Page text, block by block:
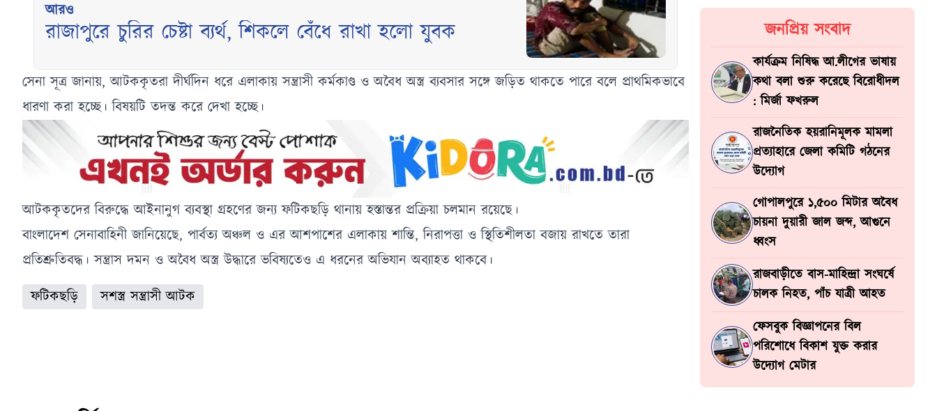
আরও
রাজাপুরে চুরির চেষ্টা ব্যর্থ, শিকলে বেঁধে রাখা হলো যুবক
সেনা সূত্র জানায়, আটককৃতরা দীর্ঘদিন ধরে এলাকায় সন্ত্রাসী কর্মকাণ্ড ও অবৈধ অস্ত্র ব্যবসার সঙ্গে জড়িত থাকতে পারে বলে প্রাথমিকভাবে
ধারণা করা হচ্ছে। বিষয়টি তদন্ত করে দেখা হচ্ছে।
আটককৃতদের বিরুদ্ধে আইনানুগ ব্যবস্থা গ্রহণের জন্য ফটিকছড়ি থানায় হস্তান্তর প্রক্রিয়া চলমান রয়েছে।
বাংলাদেশ সেনাবাহিনী জানিয়েছে, পার্বত্য অঞ্চল ও এর আশপাশের এলাকায় শান্তি, নিরাপত্তা ও স্থিতিশীলতা বজায় রাখতে তারা
প্রতিশ্রুতিবদ্ধ। সন্ত্রাস দমন ও অবৈধ অস্ত্র উদ্ধারে ভবিষ্যতেও এ ধরনের অভিযান অব্যাহত থাকবে।
ফটিকছড়ি
সশস্ত্র সন্ত্রাসী আটক
জনপ্রিয় সংবাদ
কার্যক্রম নিষিদ্ধ আ.লীগের ভাষায়
কথা বলা শুরু করেছে বিরোধীদল
: মির্জা ফখরুল
রাজনৈতিক হয়রানিমূলক মামলা
প্রত্যাহারে জেলা কমিটি গঠনের
উদ্যোগ
গোপালপুরে ১,৫০০ মিটার অবৈধ
চায়না দুয়ারী জাল জব্দ, আগুনে
ধ্বংস
রাজবাড়ীতে বাস-মাহিন্দ্রা সংঘর্ষে
চালক নিহত, পাঁচ যাত্রী আহত
ফেসবুক বিজ্ঞাপনের বিল
পরিশোধে বিকাশ যুক্ত করার
উদ্যোগ মেটার